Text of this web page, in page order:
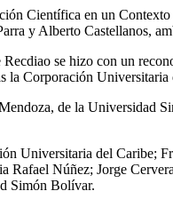
Científica en un
y Alberto Castellanos,
se hizo con un
la Corporación
de la Universidad
Universitaria del Caribe;
Rafael Núñez; Jorge
Simón Bolívar.